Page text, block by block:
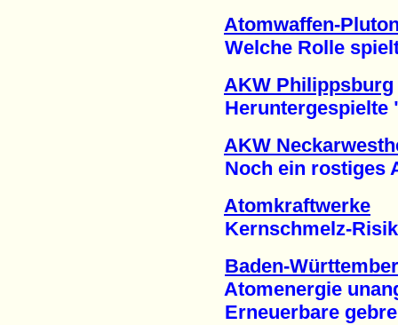
Atomwaffen-
Welche Rolle
AKW Philippsburg
Heruntergespielte
AKW
Noch ein rostiges
Atomkraftwerke
Kernschmelz-
Baden-
Atomenergie
Erneuerbare